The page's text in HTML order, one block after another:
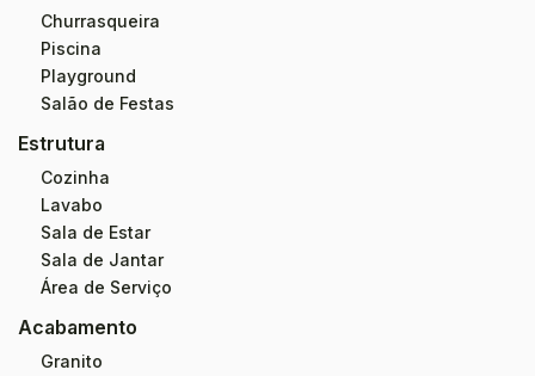
Churrasqueira
Piscina
Playground
Salão de Festas
Estrutura
Cozinha
Lavabo
Sala de Estar
Sala de Jantar
Área de Serviço
Acabamento
Granito